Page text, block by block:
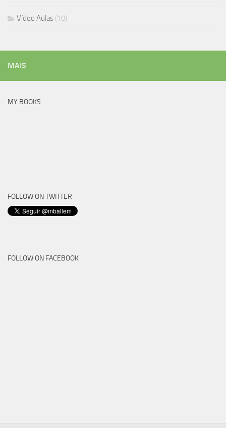
Vídeo Aulas (10)
MAIS
MY BOOKS
FOLLOW ON TWITTER
FOLLOW ON FACEBOOK